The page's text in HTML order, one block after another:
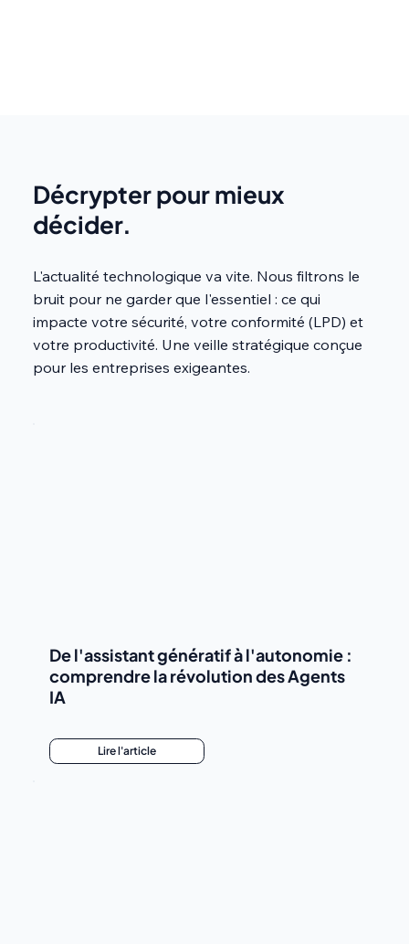
Décrypter pour mieux
décider.
L'actualité technologique va vite. Nous filtrons le
bruit pour ne garder que l'essentiel : ce qui
impacte votre sécurité, votre conformité (LPD) et
votre productivité. Une veille stratégique conçue
pour les entreprises exigeantes.
De l'assistant génératif à l'autonomie :
comprendre la révolution des Agents
IA
Lire l'article